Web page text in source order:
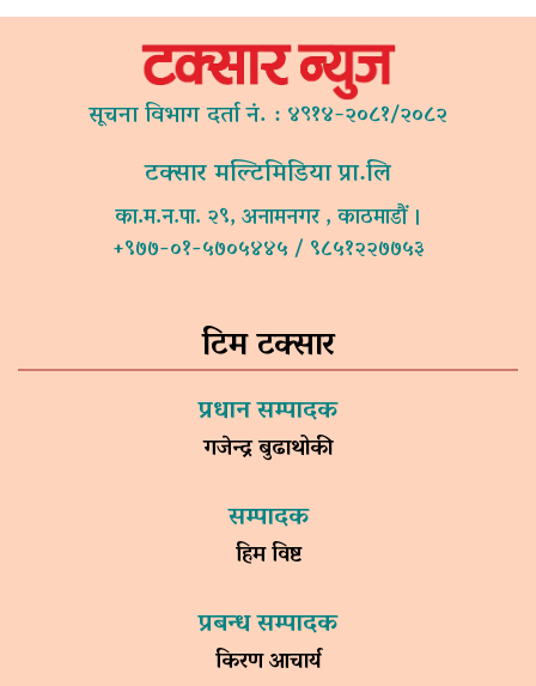
सूचना विभाग दर्ता नं. : ४९१४-२०८१/२०८२
टक्सार मल्टिमिडिया प्रा.लि
का.म.न.पा. २९, अनामनगर , काठमाडौं ।
+९७७-०१-५७०५४४५ / ९८५१२२७७५३
टिम टक्सार
प्रधान सम्पादक
गजेन्द्र बुढाथोकी
सम्पादक
हिम विष्ट
प्रबन्ध सम्पादक
किरण आचार्य